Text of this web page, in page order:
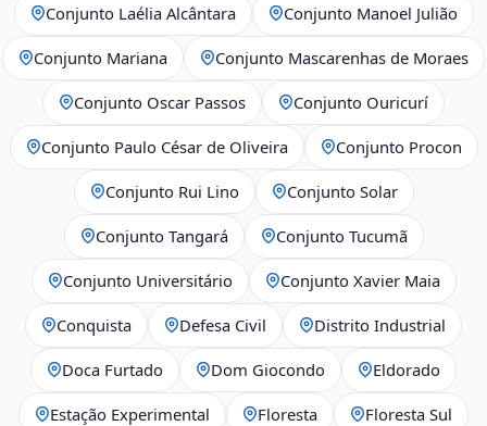
Conjunto Laélia Alcântara Conjunto Manoel Julião
Conjunto Mariana Conjunto Mascarenhas de Moraes
Conjunto Oscar Passos Conjunto Ouricurí
Conjunto Paulo César de Oliveira Conjunto Procon
Conjunto Rui Lino Conjunto Solar
Conjunto Tangará Conjunto Tucumã
Conjunto Universitário Conjunto Xavier Maia
Conquista Defesa Civil Distrito Industrial
Doca Furtado Dom Giocondo Eldorado
Estação Experimental Floresta Floresta Sul